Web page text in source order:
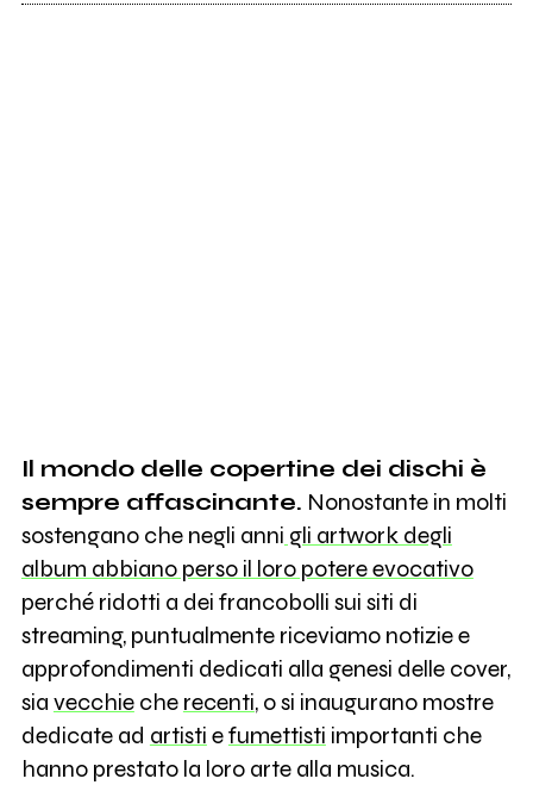
Il mondo delle copertine dei dischi è
sempre affascinante. Nonostante in molti
sostengano che negli anni gli artwork degli
album abbiano perso il loro potere evocativo
perché ridotti a dei francobolli sui siti di
streaming, puntualmente riceviamo notizie e
approfondimenti dedicati alla genesi delle cover,
sia vecchieche recenti, o si inaugurano mostre
dedicate ad artisti efumettisti importanti che
hanno prestato la loro arte alla musica.